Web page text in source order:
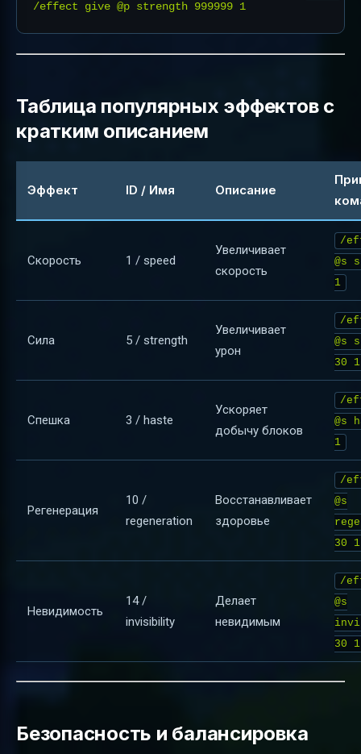
Таблица популярных эффектов с
кратким описанием
Эффект ID / Имя Описание
Скорость 1 / speed
Увеличивает
скорость
/
@s
1
Сила 5 / strength
Увеличивает
урон
/
@s
30 1
Спешка 3 / haste
Ускоряет
добычу блоков
/
@s
1
Регенерация
10 /
regeneration
Восстанавливает
здоровье
/
@s
30 1
Невидимость
14 /
invisibility
Делает
невидимым
/
@s
30 1
Безопасность и балансировка